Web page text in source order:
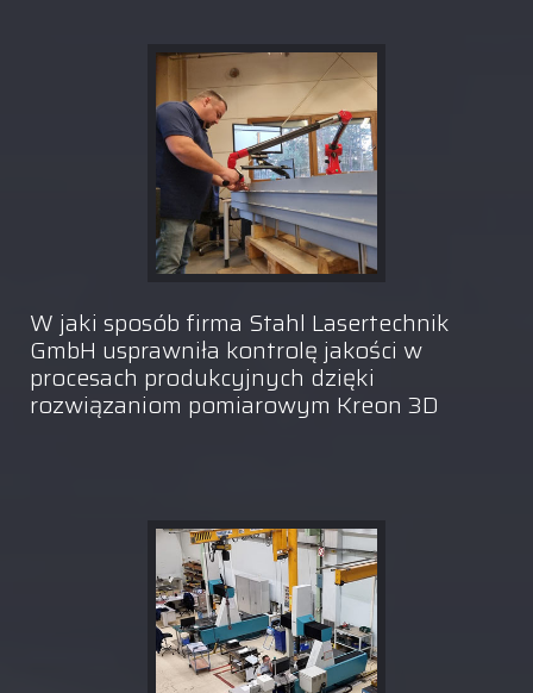
W jaki sposób firma Stahl Lasertechnik
GmbH usprawniła kontrolę jakości w
procesach produkcyjnych dzięki
rozwiązaniom pomiarowym Kreon 3D